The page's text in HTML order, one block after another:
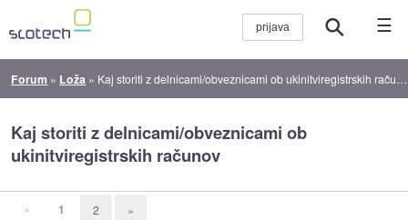
☰
Forum » Loža » Kaj storiti z delnicami/obveznicami ob ukinitviregistrskih računov
Kaj storiti z delnicami/obveznicami ob
ukinitviregistrskih računov
« 1 2 »